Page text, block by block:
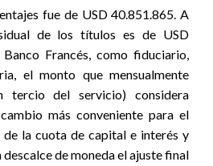
fue de USD 40.851.865. A
de los títulos es de USD
Francés, como fiduciario,
el monto que mensualmente
tercio del servicio) considera
más conveniente para el
la cuota de capital e interés y
de moneda el ajuste final